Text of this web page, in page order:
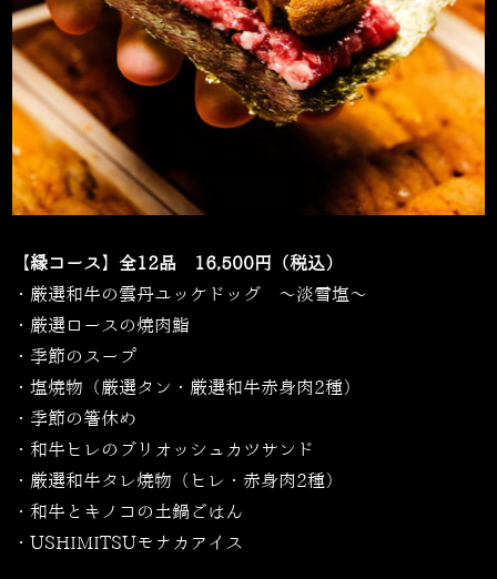
【縁コース】全12品 16,500円（税込）
・厳選和牛の雲丹ユッケドッグ ～淡雪塩～
・厳選ロースの焼肉鮨
・季節のスープ
・塩焼物（厳選タン・厳選和牛赤身肉2種）
・季節の箸休め
・和牛ヒレのブリオッシュカツサンド
・厳選和牛タレ焼物（ヒレ・赤身肉2種）
・和牛とキノコの土鍋ごはん
・USHIMITSUモナカアイス